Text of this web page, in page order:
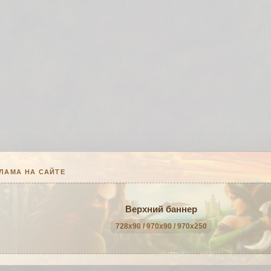
НА САЙТЕ
Верхний баннер
728x90 / 970x90 / 970x250